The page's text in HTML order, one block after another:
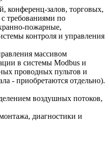
конференц-залов, торговых,
требованиями по
пожарные,
контроля и управления
массивом
в системы Modbus и
проводных пультов и
- приобретаются отдельно).
воздушных потоков,
диагностики и